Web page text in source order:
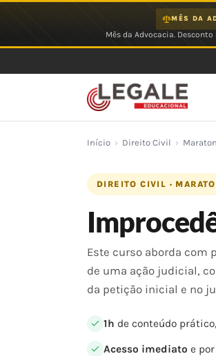
MÊS DA
Mês da Advocacia.
Início › Direito Civil ›
DIREITO CIVIL ·
Este curso aborda com
de uma ação judicial,
da petição inicial e no
1h de conteúdo
Acesso imediato e